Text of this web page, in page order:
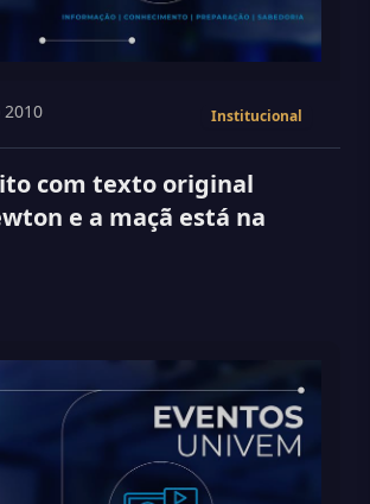
Institucional
com texto original
e a maçã está na